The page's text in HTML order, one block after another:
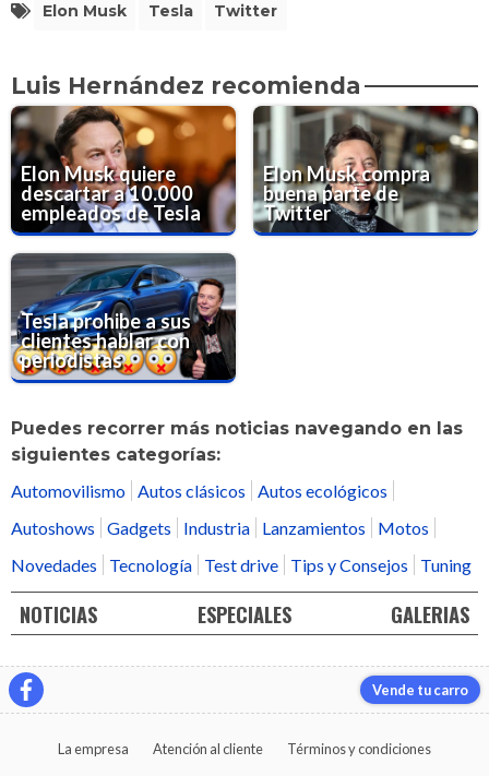
Elon Musk Tesla Twitter
Luis Hernández recomienda
Elon Musk quiere
descartar a 10.000
empleados de Tesla
Elon Musk compra
buena parte de
Twitter
Tesla prohibe a sus
clientes hablar con
periodistas
Puedes recorrer más noticias navegando en las
siguientes categorías:
Automovilismo Autos clásicos
Autos ecológicos
Autoshows
Gadgets Industria Lanzamientos
Motos
Novedades
Tecnología Test drive Tips y Consejos Tuning
NOTICIAS ESPECIALES GALERIAS
Vende tu carro
La empresa Atención al cliente Términos y condiciones